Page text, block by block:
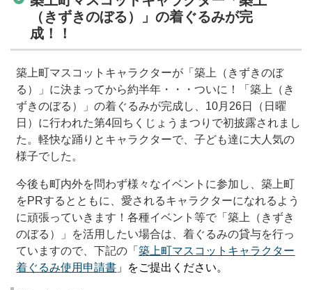
（きずきのぼる）」の着ぐるみが完
成！！
築上町マスコットキャラクターが「築上（きずきのぼ
る）」に決まってから約半年・・・ついに！「築上（き
ずきのぼる）」の着ぐるみが完成し、10月26日（日曜
日）に行われた第4回ちくじょうまつりで初披露されまし
た。軽快な踊りとキャラクターで、子ども達に大人気の
様子でした。
今後も町内外を問わず様々なイベントに参加し、築上町
をPRするとともに、愛されるキャラクターになれるよう
に頑張っていきます！各種イベント等で「築上（きずき
のぼる）」を活用したい場合は、着ぐるみの貸与を行っ
ていますので、下記の「築上町マスコットキャラクター
着ぐるみ使用申請書 」をご提出ください。